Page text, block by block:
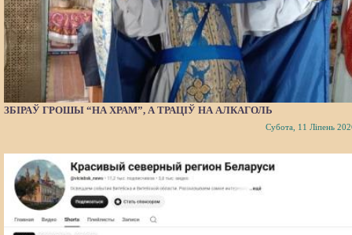
ЗБІРАЎ ГРОШЫ “НА ХРАМ”, А ТРАЦІЎ НА АЛКАГОЛЬ
Субота, 11 Ліпень